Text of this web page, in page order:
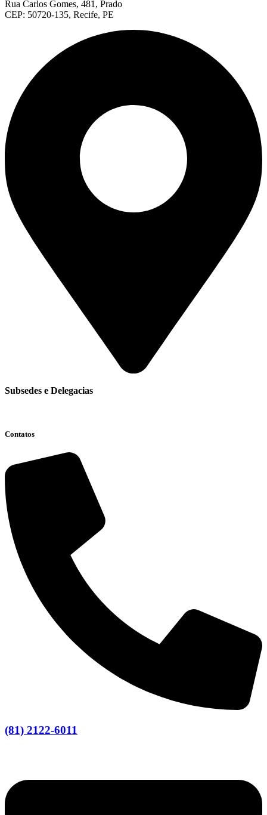
Rua Carlos Gomes, 481, Prado
CEP: 50720-135, Recife, PE
Subsedes e Delegacias
Contatos
(81) 2122-6011